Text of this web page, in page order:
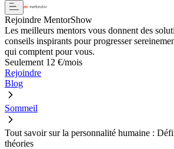
Rejoindre MentorShow
Les meilleurs mentors vous donnent des
conseils inspirants pour progresser
qui comptent pour vous.
Seulement 12 €/mois
Rejoindre
Blog
Sommeil
Tout savoir sur la personnalité humaine :
théories